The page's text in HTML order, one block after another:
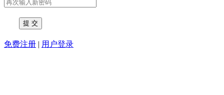
免费注册 | 用户登录